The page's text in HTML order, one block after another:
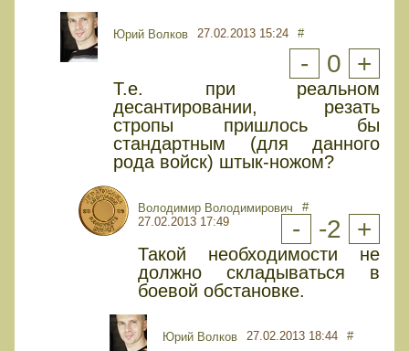
Юрий Волков 27.02.2013 15:24 #
- 0 +
Т.е. при реальном
десантировании, резать
стропы пришлось бы
стандартным (для данного
рода войск) штык-ножом?
Володимир Володимирович
27.02.2013 17:49
#
- -2 +
Такой необходимости не
должно складываться в
боевой обстановке.
Юрий Волков 27.02.2013 18:44 #